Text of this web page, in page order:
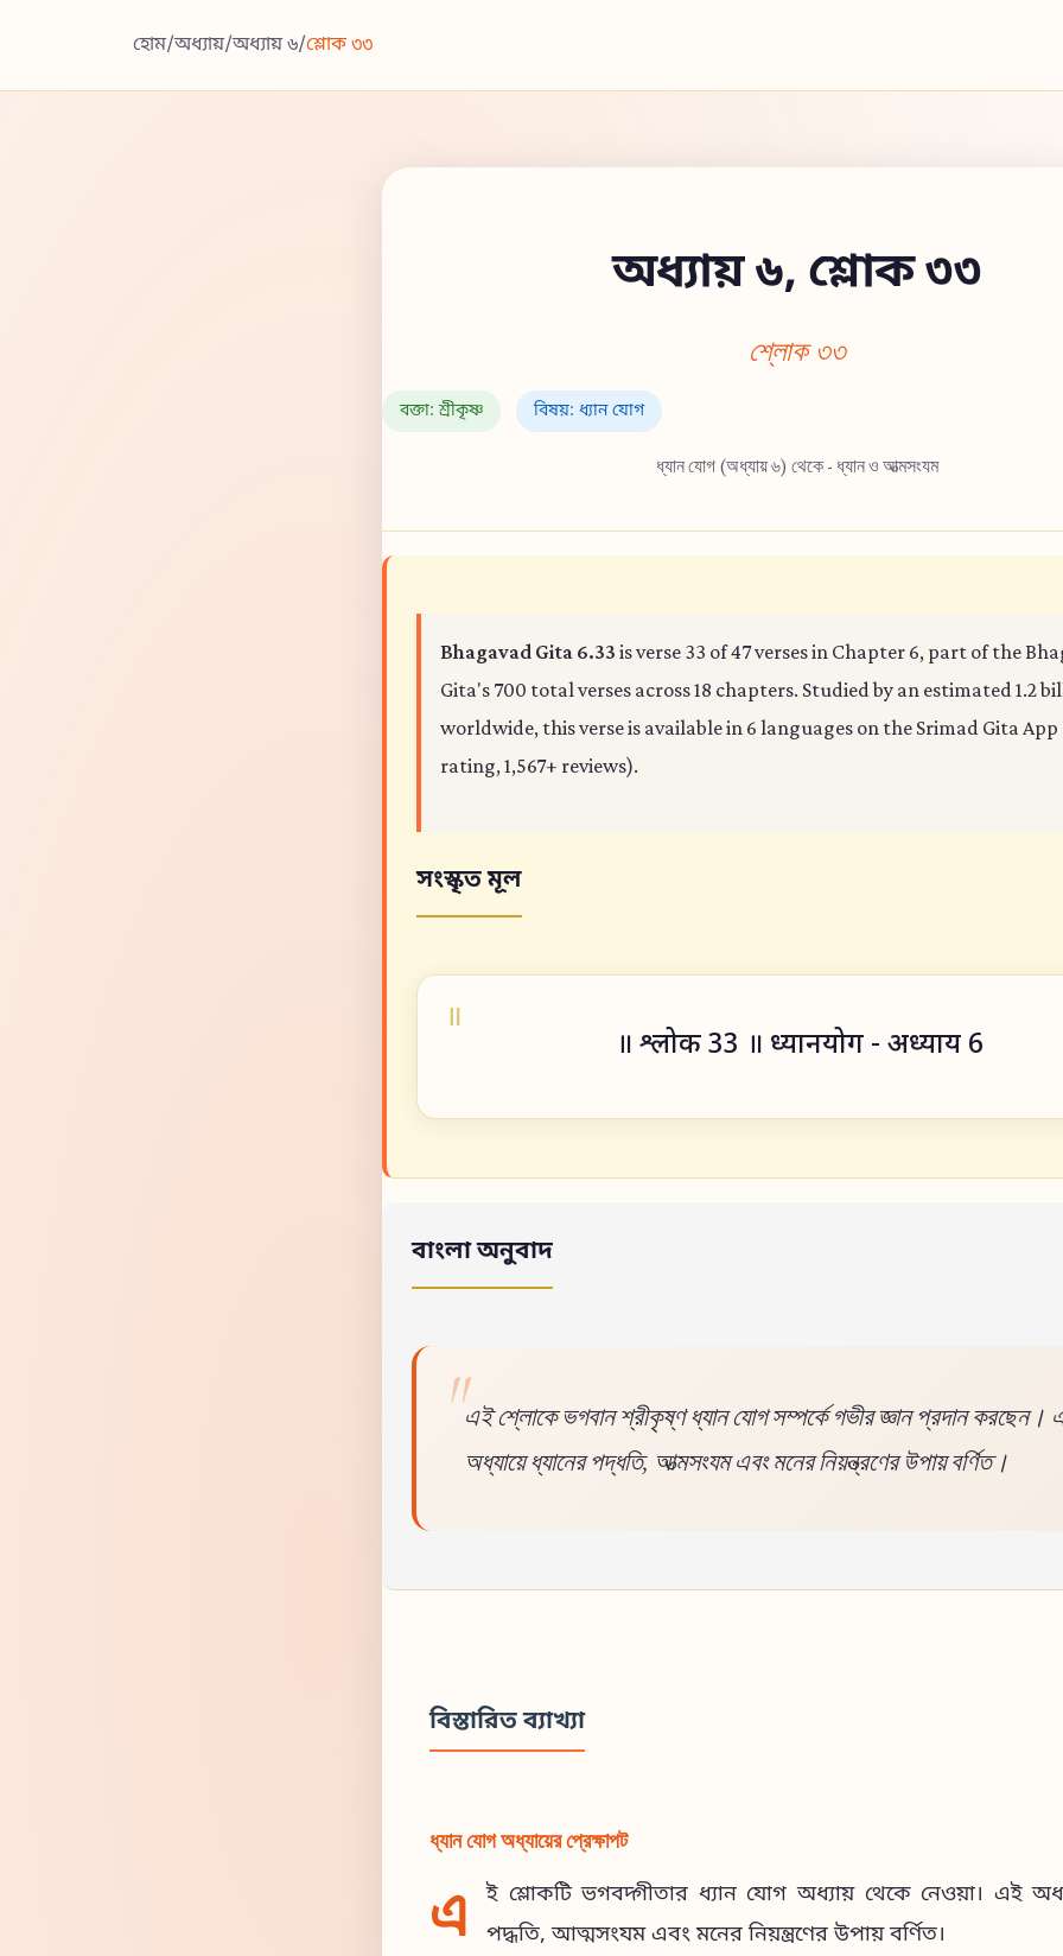
হোম/অধ্যায়/অধ্যায় ৬/শ্লোক ৩৩
অধ্যায় ৬, শ্লোক ৩৩
শ্লোক ৩৩
বক্তা: শ্রীকৃষ্ণ বিষয়: ধ্যান যোগ
ধ্যান যোগ (অধ্যায় ৬) থেকে - ধ্যান ও আত্মসংযম
Bhagavad Gita 6.33 is verse 33 of 47 verses in Chapter 6, part of the
Gita's 700 total verses across 18 chapters. Studied by an estimated 1.2
worldwide, this verse is available in 6 languages on the Srimad Gita App
rating, 1,567+ reviews).
সংস্কৃত মূল
॥ श्लोक 33 ॥ ध्यानयोग - अध्याय 6
বাংলা অনুবাদ
এই শ্লোকে ভগবান শ্রীকৃষ্ণ ধ্যান যোগ সম্পর্কে গভীর জ্ঞান প্রদান করছেন।
অধ্যায়ে ধ্যানের পদ্ধতি, আত্মসংযম এবং মনের নিয়ন্ত্রণের উপায় বর্ণিত।
বিস্তারিত ব্যাখ্যা
ধ্যান যোগ অধ্যায়ের প্রেক্ষাপট
এ
ই শ্লোকটি ভগবদ্গীতার ধ্যান যোগ অধ্যায় থেকে নেওয়া। এই
পদ্ধতি, আত্মসংযম এবং মনের নিয়ন্ত্রণের উপায় বর্ণিত।